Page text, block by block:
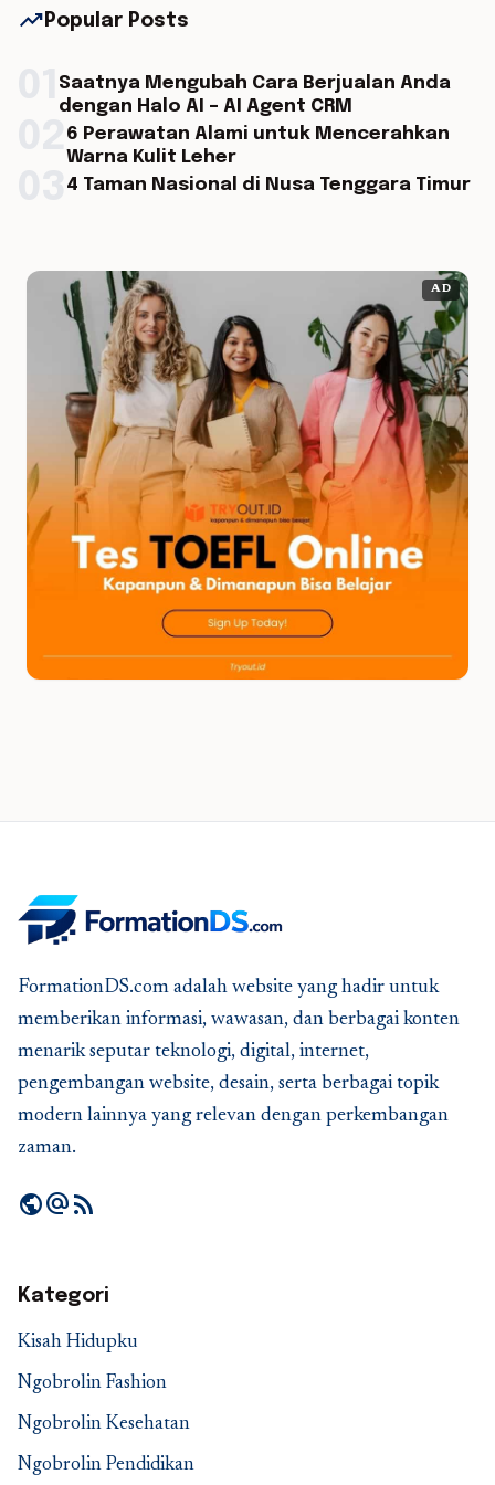
trending_up Popular Posts
Saatnya Mengubah Cara Berjualan Anda
dengan Halo AI – AI Agent CRM
6 Perawatan Alami untuk Mencerahkan
Warna Kulit Leher
4 Taman Nasional di Nusa Tenggara Timur
AD
FormationDS.com adalah website yang hadir untuk
memberikan informasi, wawasan, dan berbagai konten
menarik seputar teknologi, digital, internet,
pengembangan website, desain, serta berbagai topik
modern lainnya yang relevan dengan perkembangan
zaman.
publicalternate_emailrss_feed
Kategori
Kisah Hidupku
Ngobrolin Fashion
Ngobrolin Kesehatan
Ngobrolin Pendidikan